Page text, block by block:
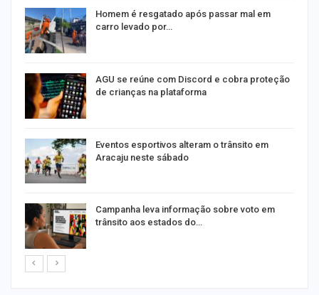
Homem é resgatado após passar mal em
carro levado por…
AGU se reúne com Discord e cobra proteção
de crianças na plataforma
Eventos esportivos alteram o trânsito em
Aracaju neste sábado
Campanha leva informação sobre voto em
trânsito aos estados do…